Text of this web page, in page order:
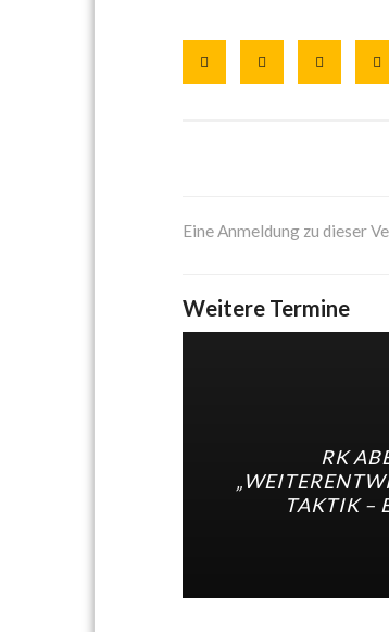
Eine Anmeldung zu dieser
Weitere Termine
RK
TAKTIK –